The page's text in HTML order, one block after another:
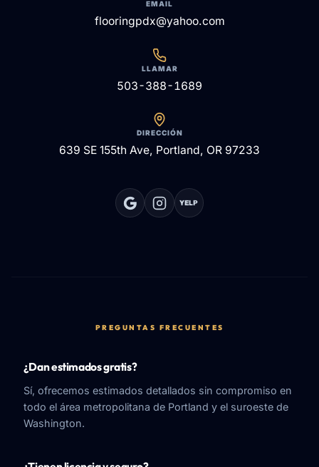
EMAIL
flooringpdx@yahoo.com
LLAMAR
503-388-1689
DIRECCIÓN
639 SE 155th Ave, Portland, OR 97233
YELP
PREGUNTAS FRECUENTES
¿Dan estimados gratis?
Sí, ofrecemos estimados detallados sin compromiso en
todo el área metropolitana de Portland y el suroeste de
Washington.